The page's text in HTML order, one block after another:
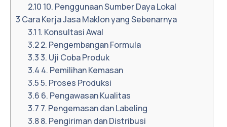
2.10 10. Penggunaan Sumber Daya Lokal
3 Cara Kerja Jasa Maklon yang Sebenarnya
3.1 1. Konsultasi Awal
3.22. Pengembangan Formula
3.33. Uji Coba Produk
3.4 4. Pemilihan Kemasan
3.55. Proses Produksi
3.6 6. Pengawasan Kualitas
3.7 7. Pengemasan dan Labeling
3.88. Pengiriman dan Distribusi